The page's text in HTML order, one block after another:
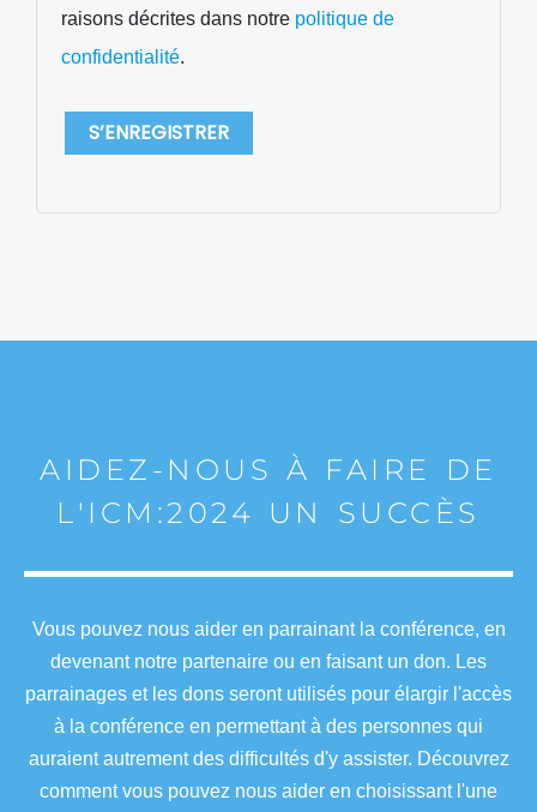
raisons décrites dans notre politique de
confidentialité.
S’ENREGISTRER
AIDEZ-NOUS À FAIRE DE
L'ICM:2024 UN SUCCÈS
Vous pouvez nous aider en parrainant la conférence, en
devenant notre partenaire ou en faisant un don. Les
parrainages et les dons seront utilisés pour élargir l'accès
à la conférence en permettant à des personnes qui
auraient autrement des difficultés d'y assister. Découvrez
comment vous pouvez nous aider en choisissant l'une